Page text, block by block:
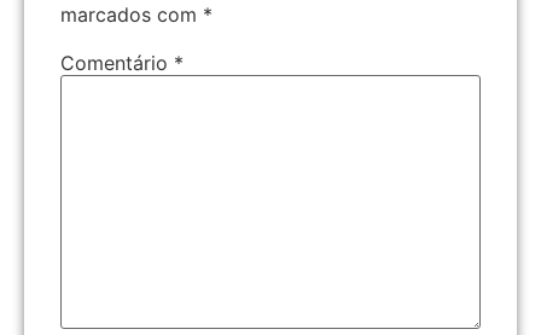
marcados com *
Comentário *